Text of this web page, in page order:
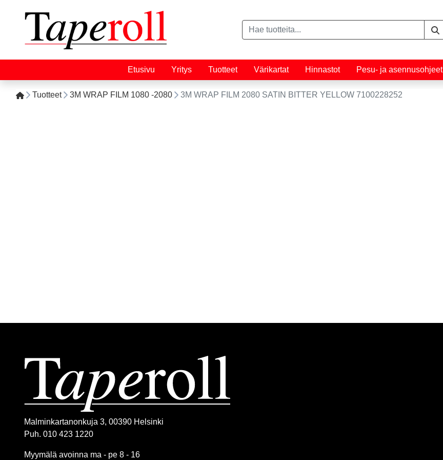
Etusivu Yritys Tuotteet Värikartat Hinnastot Pesu- ja asennusohjeet
Tuotteet 3M WRAP FILM 1080 -2080 3M WRAP FILM 2080 SATIN BITTER YELLOW 7100228252
Malminkartanonkuja 3, 00390 Helsinki
Puh. 010 423 1220
Myymälä avoinna ma - pe 8 - 16